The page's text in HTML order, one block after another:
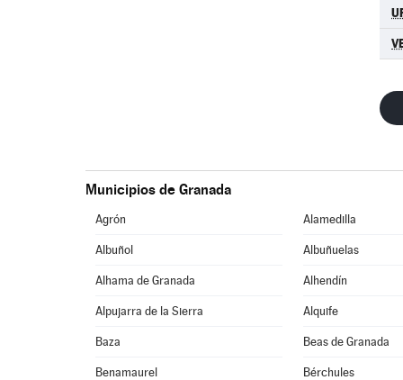
Municipios de Granada
Agrón Alamedilla
Albuñol Albuñuelas
Alhama de Granada Alhendín
Alpujarra de la Sierra Alquife
Baza Beas de Granada
Benamaurel Bérchules